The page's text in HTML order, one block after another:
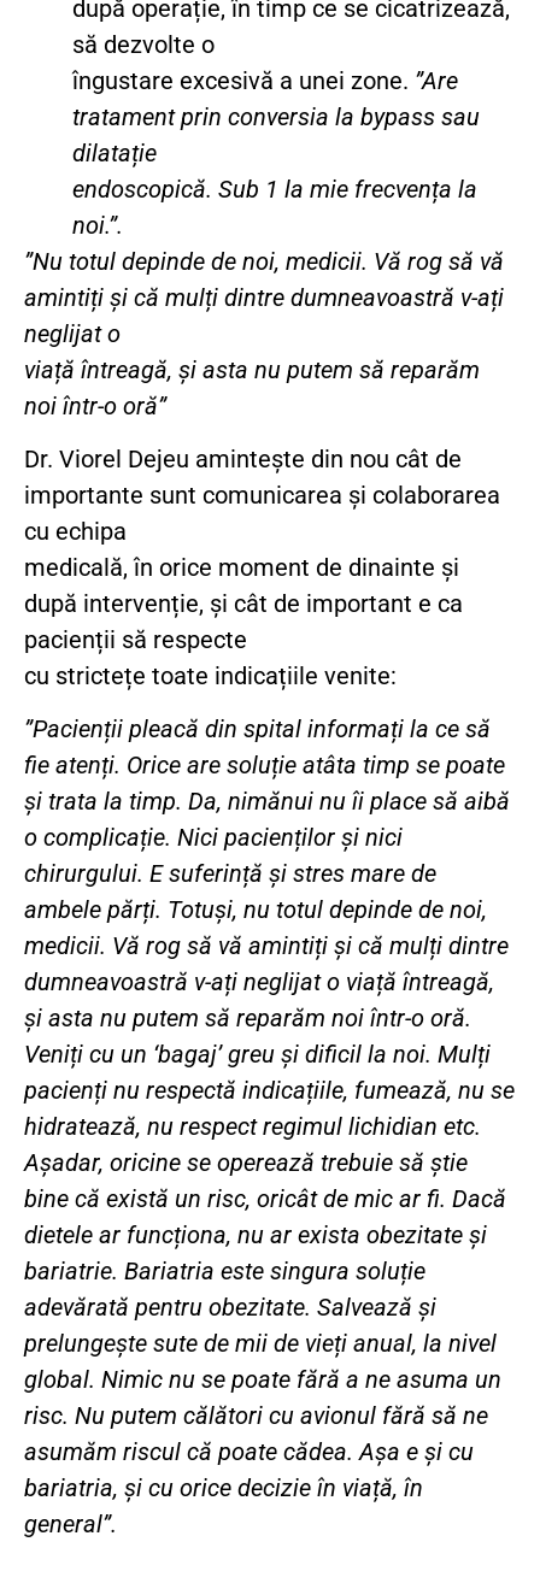
după operație, în timp ce se cicatrizează,
să dezvolte o
îngustare excesivă a unei zone. ”Are
tratament prin conversia la bypass sau
dilatație
endoscopică. Sub 1 la mie frecvența la
noi.”.
”Nu totul depinde de noi, medicii. Vă rog să vă
amintiți și că mulți dintre dumneavoastră v-ați
neglijat o
viață întreagă, și asta nu putem să reparăm
noi într-o oră”
Dr. Viorel Dejeu amintește din nou cât de
importante sunt comunicarea și colaborarea
cu echipa
medicală, în orice moment de dinainte și
după intervenție, și cât de important e ca
pacienții să respecte
cu strictețe toate indicațiile venite:
”Pacienții pleacă din spital informați la ce să
fie atenți. Orice are soluție atâta timp se poate
și trata la timp. Da, nimănui nu îi place să aibă
o complicație. Nici pacienților și nici
chirurgului. E suferință și stres mare de
ambele părți. Totuși, nu totul depinde de noi,
medicii. Vă rog să vă amintiți și că mulți dintre
dumneavoastră v-ați neglijat o viață întreagă,
și asta nu putem să reparăm noi într-o oră.
Veniți cu un ‘bagaj’ greu și dificil la noi. Mulți
pacienți nu respectă indicațiile, fumează, nu se
hidratează, nu respect regimul lichidian etc.
Așadar, oricine se operează trebuie să știe
bine că există un risc, oricât de mic ar fi. Dacă
dietele ar funcționa, nu ar exista obezitate și
bariatrie. Bariatria este singura soluție
adevărată pentru obezitate. Salvează și
prelungește sute de mii de vieți anual, la nivel
global. Nimic nu se poate fără a ne asuma un
risc. Nu putem călători cu avionul fără să ne
asumăm riscul că poate cădea. Așa e și cu
bariatria, și cu orice decizie în viață, în
general”.